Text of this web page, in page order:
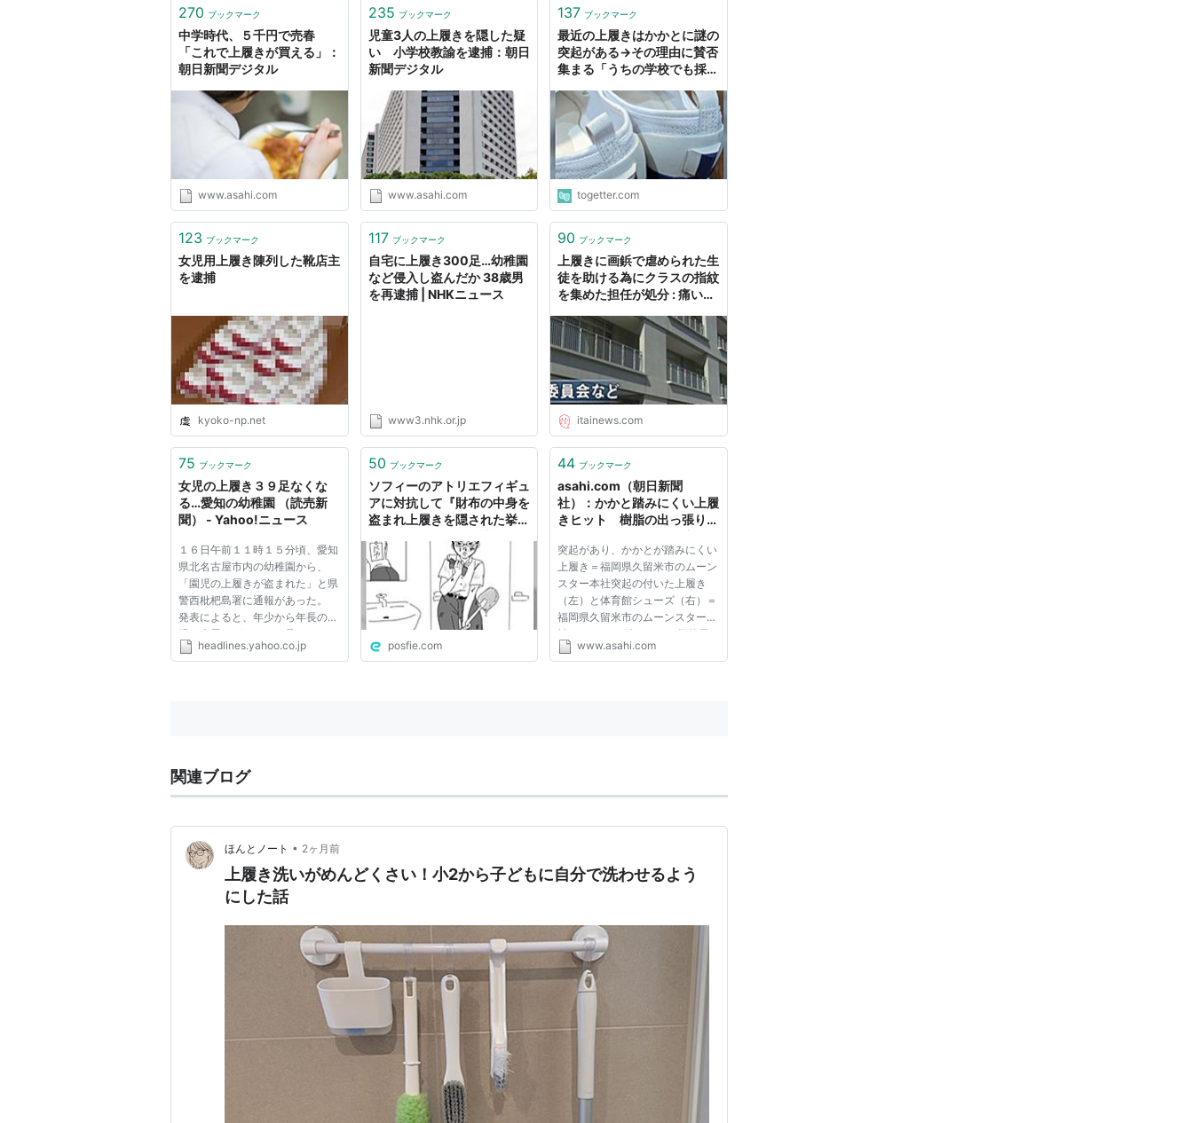
270 ブックマーク
中学時代、５千円で売春
「これで上履きが買える」：
朝日新聞デジタル
www.asahi.com
235 ブックマーク
児童3人の上履きを隠した疑
い 小学校教諭を逮捕：朝日
新聞デジタル
www.asahi.com
137 ブックマーク
最近の上履きはかかとに謎の
突起がある→その理由に賛否
集まる「うちの学校でも採用
たい」
togetter.com
123 ブックマーク
女児用上履き陳列した靴店主
を逮捕
kyoko-np.net
117 ブックマーク
自宅に上履き300足…幼稚園
など侵入し盗んだか 38歳男
を再逮捕 | NHKニュース
www3.nhk.or.jp
90 ブックマーク
上履きに画鋲で虐められた生
徒を助ける為にクラスの指紋
を集めた担任が処分 : 痛いニ
itainews.com
75 ブックマーク
女児の上履き３９足なくな
る…愛知の幼稚園 （読売新
聞） - Yahoo!ニュース
１６日午前１１時１５分頃、愛知
県北名古屋市内の幼稚園から、
「園児の上履きが盗まれた」と県
警西枇杷島署に通報があった。
発表によると、年少から年長の女
児の上履きばかり３９足がなくな
っていた。上履きは建物の外にあ
headlines.yahoo.co.jp
50 ブックマーク
ソフィーのアトリエフィギュ
アに対抗して『財布の中身を
盗まれ上履きを隠された挙句
ー牛』フィギュアが考案され
てしまう
posfie.com
44 ブックマーク
asahi.com（朝日新聞
社）：かかと踏みにくい上履
きヒット 樹脂の出っ張りつ
突起があり、かかとが踏みにくい
上履き＝福岡県久留米市のムーン
スター本社突起の付いた上履き
（左）と体育館シューズ（右）＝
福岡県久留米市のムーンスター本
社 かかとを踏みにくい学校用
の靴がヒットしている。「いくら
www.asahi.com
関連ブログ
ほんとノート • 2ヶ月前
上履き洗いがめんどくさい！小2から子どもに自分で洗わせるよう
にした話